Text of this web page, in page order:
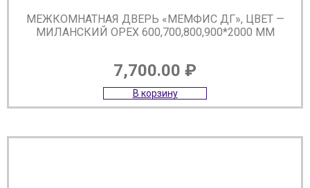
МЕЖКОМНАТНАЯ ДВЕРЬ «МЕМФИС ДГ», ЦВЕТ —
МИЛАНСКИЙ ОРЕХ 600,700,800,900*2000 ММ
7,700.00 ₽
В корзину